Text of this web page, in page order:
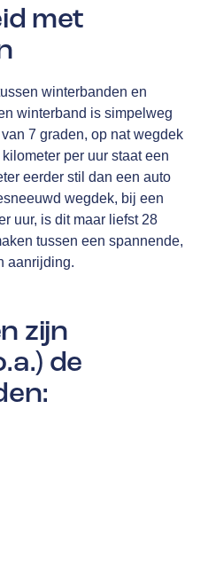
met
winterbanden en
winterband is simpelweg
7 graden, op nat wegdek
per uur staat een
eerder stil dan een auto
wegdek, bij een
uur, is dit maar liefst 28
tussen een spannende,
aanrijding.
zijn
de